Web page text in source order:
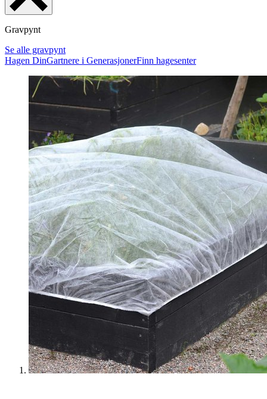
Gravpynt
Se alle gravpynt
Hagen DinGartnere i GenerasjonerFinn hagesenter